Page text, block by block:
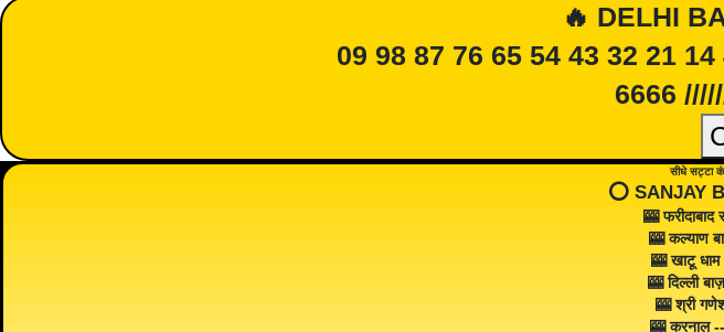
🔥 DELHI
09 98 87 76 65 54 43 32 21
6666
सीधे सट्टा
⭕️ SANJAY
🎰
🎰 कल्याण
🎰 खाटू
🎰 दिल्ली
🎰 श्री
🎰 करनाल